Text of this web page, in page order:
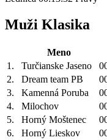
Muži Klasika
Meno
1.
Turčianske Jaseno
2.
Dream team PB
3.
Kamenná Poruba
4.
Milochov
5.
Horný Moštenec
6.
Horný Lieskov